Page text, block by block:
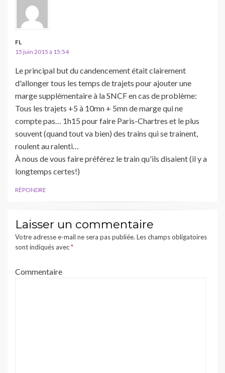
FL
15 juin 2015 à 15:54
Le principal but du candencement était clairement
d'allonger tous les temps de trajets pour ajouter une
marge supplémentaire à la SNCF en cas de problème:
Tous les trajets +5 à 10mn + 5mn de marge qui ne
compte pas… 1h15 pour faire Paris-Chartres et le plus
souvent (quand tout va bien) des trains qui se trainent,
roulent au ralenti…
À nous de vous faire préférez le train qu'ils disaient (il y a
longtemps certes!)
RÉPONDRE
Laisser un commentaire
Votre adresse e-mail ne sera pas publiée. Les champs obligatoires
sont indiqués avec*
Commentaire